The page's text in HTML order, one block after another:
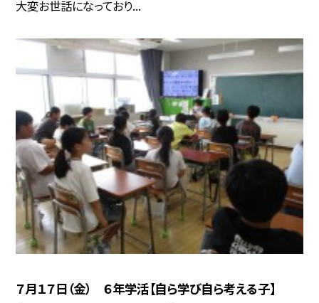
大変お世話になっており...
７月１７日（金） ６年学活【自ら学び自ら考える子】